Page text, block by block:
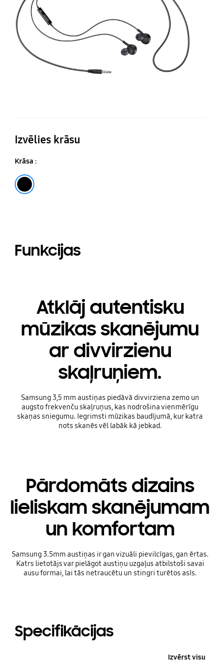
Izvēlies krāsu
Krāsa :
Funkcijas
Atklāj autentisku
mūzikas skanējumu
ar divvirzienu
skaļruņiem.
Samsung 3,5 mm austiņas piedāvā divvirziena zemo un
augsto frekvenču skaļruņus, kas nodrošina vienmērīgu
skaņas sniegumu. Iegrimsti mūzikas baudījumā, kur katra
nots skanēs vēl labāk kā jebkad.
Pārdomāts dizains
lieliskam skanējumam
un komfortam
Samsung 3.5mm austiņas ir gan vizuāli pievilcīgas, gan ērtas.
Katrs lietotājs var pielāgot austiņu uzgaļus atbilstoši savai
ausu formai, lai tās netraucētu un stingri turētos asīs.
Specifikācijas
Izvērst visu